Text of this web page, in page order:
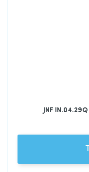
JNF